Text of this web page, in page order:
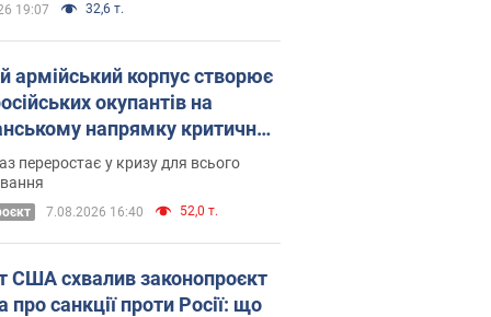
19:07 32,6 т.
армійський корпус створює
окупантів на
напрямку критичний
як це вдалося
переростає у кризу для всього
7.08.2026 16:40 52,0 т.
США схвалив законопроєкт
про санкції проти Росії: що